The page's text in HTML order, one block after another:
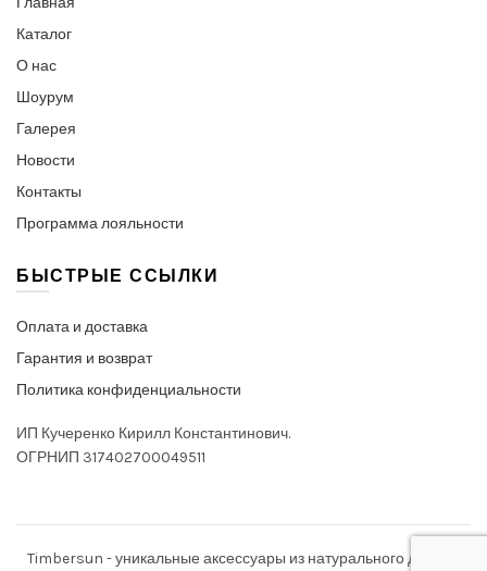
Каталог
О нас
Шоурум
Галерея
Новости
Контакты
Программа лояльности
БЫСТРЫЕ ССЫЛКИ
Оплата и доставка
Гарантия и возврат
Политика конфиденциальности
ИП Кучеренко Кирилл Константинович.
ОГРНИП 317402700049511
Timbersun - уникальные аксессуары из натурального дерева.